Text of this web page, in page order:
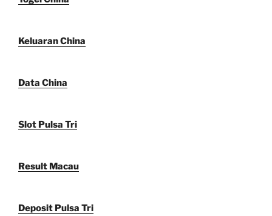
Keluaran China
Data China
Slot Pulsa Tri
Result Macau
Deposit Pulsa Tri